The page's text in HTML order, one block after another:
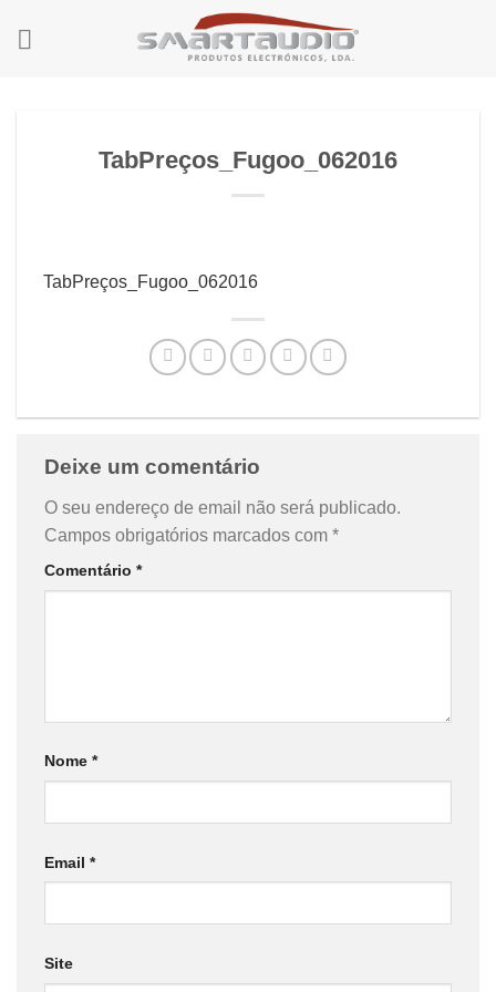
TabPreços_Fugoo_062016
TabPreços_Fugoo_062016
Deixe um comentário
O seu endereço de email não será publicado.
Campos obrigatórios marcados com *
Comentário *
Nome *
Email *
Site